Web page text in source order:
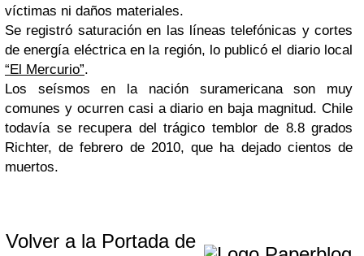
víctimas ni daños materiales.
Se registró saturación en las líneas telefónicas y cortes
de energía eléctrica en la región, lo publicó el diario local
“El Mercurio”.
Los seísmos en la nación suramericana son muy
comunes y ocurren casi a diario en baja magnitud. Chile
todavía se recupera del trágico temblor de 8.8 grados
Richter, de febrero de 2010, que ha dejado cientos de
muertos.
Volver a la Portada de